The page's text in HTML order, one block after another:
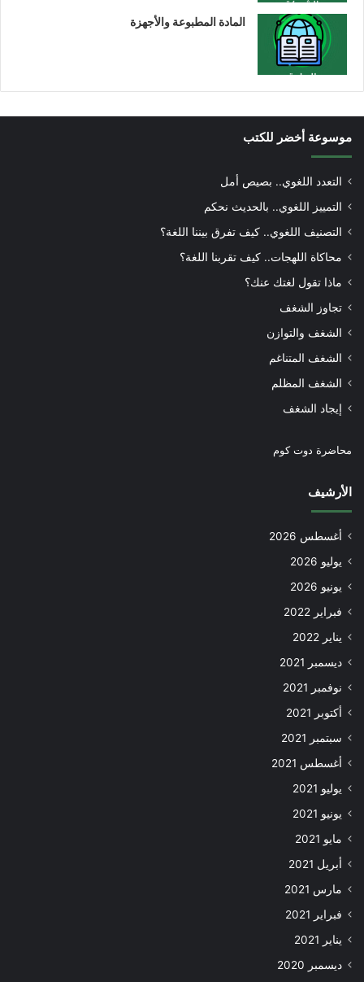
المادة المطبوعة والأجهزة
موسوعة أخضر للكتب
التعدد اللغوي.. بصيص أمل
التمييز اللغوي.. بالحديث نحكم
التصنيف اللغوي.. كيف تفرق بيننا اللغة؟
محاكاة اللهجات.. كيف تقربنا اللغة؟
ماذا تقول لغتك عنك؟
تجاوز الشغف
الشغف والتوازن
الشغف المتناغم
الشغف المظلم
إيجاد الشغف
محاضرة دوت كوم
الأرشيف
أغسطس 2026
يوليو 2026
يونيو 2026
فبراير 2022
يناير 2022
ديسمبر 2021
نوفمبر 2021
أكتوبر 2021
سبتمبر 2021
أغسطس 2021
يوليو 2021
يونيو 2021
مايو 2021
أبريل 2021
مارس 2021
فبراير 2021
يناير 2021
ديسمبر 2020